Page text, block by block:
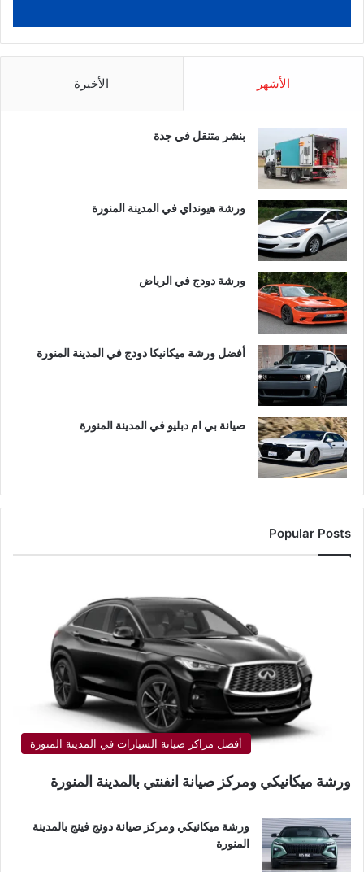
الأشهر الأخيرة
بنشر متنقل في جدة
ورشة هيونداي في المدينة المنورة
ورشة دودج في الرياض
أفضل ورشة ميكانيكا دودج في المدينة المنورة
صيانة بي ام دبليو في المدينة المنورة
Popular Posts
أفضل مراكز صيانة السيارات في المدينة المنورة
ورشة ميكانيكي ومركز صيانة انفنتي بالمدينة المنورة
ورشة ميكانيكي ومركز صيانة دونج فينج بالمدينة
المنورة